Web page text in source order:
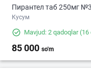
Пирантел таб 250мг
Кусум
Mavjud: 2 qadoqlar(16
85 000 so'm